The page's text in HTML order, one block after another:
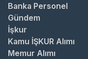
Banka Personel
Gündem
İşkur
Kamu İŞKUR Alımı
Memur Alımı